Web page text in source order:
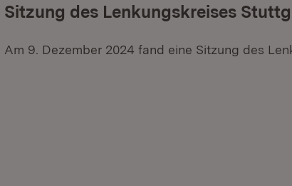
Sitzung des Lenkungskreises
Am 9. Dezember 2024 fand eine Sitzung des